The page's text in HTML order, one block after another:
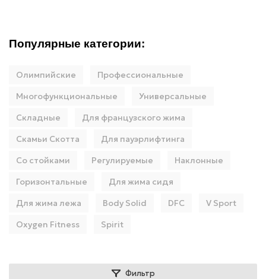
Популярные категории:
Олимпийские
Профессиональные
Многофункциональные
Универсальные
Складные
Для французского жима
Скамьи Скотта
Для пауэрлифтинга
Со стойками
Регулируемые
Наклонные
Горизонтальные
Для жима сидя
Для жима лежа
Body Solid DFC
V Sport
Oxygen Fitness
Spirit
Фильтр